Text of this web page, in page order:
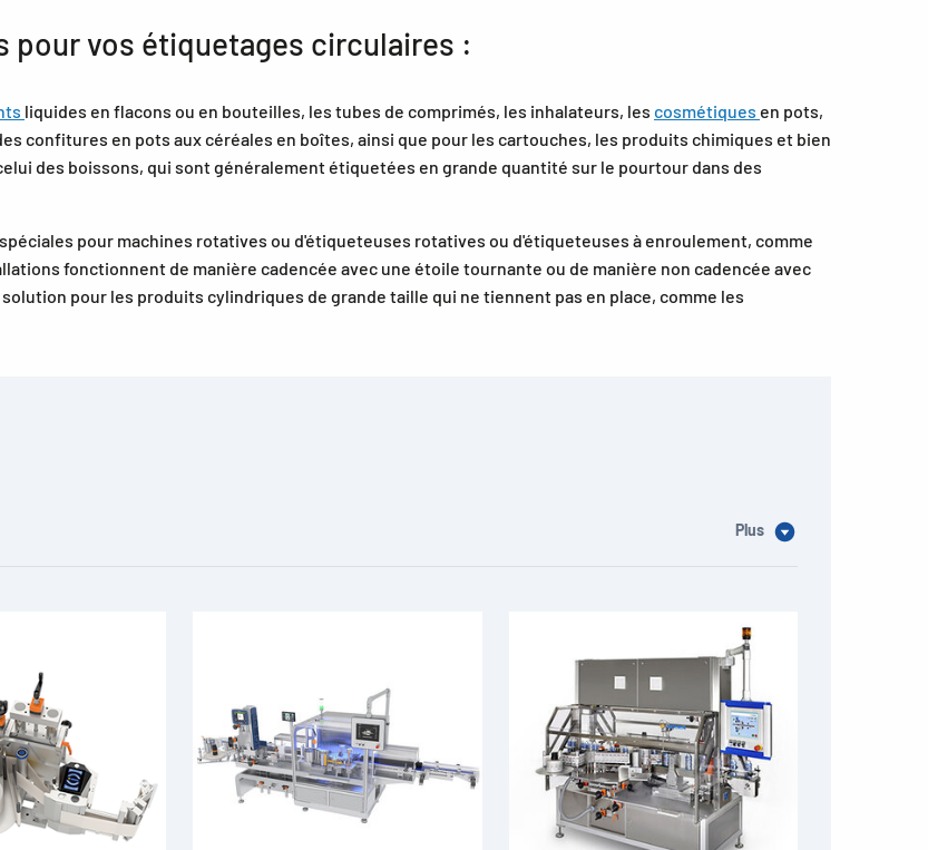
pour vos étiquetages circulaires :
liquides en flacons ou en bouteilles, les tubes de comprimés, les inhalateurs, les cosmétiques en pots,
confitures en pots aux céréales en boîtes, ainsi que pour les cartouches, les produits chimiques et bien
des boissons, qui sont généralement étiquetées en grande quantité sur le pourtour dans des
pour machines rotatives ou d'étiqueteuses rotatives ou d'étiqueteuses à enroulement, comme
fonctionnent de manière cadencée avec une étoile tournante ou de manière non cadencée avec
pour les produits cylindriques de grande taille qui ne tiennent pas en place, comme les
Plus